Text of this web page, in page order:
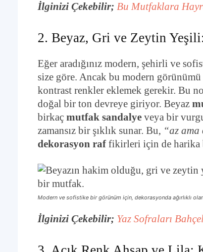
İlginizi Çekebilir; Bu Mutfaklara
2. Beyaz, Gri ve Zeytin
Eğer aradığınız modern, şehirli ve
size göre. Ancak bu modern
kontrast renkler eklemek gerekir. Bu
doğal bir ton devreye giriyor. Beyaz
birkaç mutfak sandalye veya bir
zamansız bir şıklık sunar. Bu, “az ama
dekorasyon raffikirleri için de harika
Modern ve sofistike bir görünüm için, dekorasyonda ağırlıklı
İlginizi Çekebilir; Yaz Sofraları